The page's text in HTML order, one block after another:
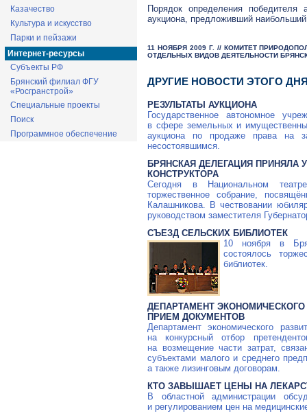
Казачество
Культура и искусство
Парки и пейзажи
Интернет-ресурсы
Субъекты РФ
Брянский филиал ФГУ
«Росгранстрой»
Специальные проекты
Поиск
Программное обеспечение
Порядок определения победителя
аукциона, предложивший
11 НОЯБРЯ 2009 Г. // КОМИТЕТ
ОТДЕЛЬНЫХ ВИДОВ ДЕЯТЕЛЬНОСТИ
ДРУГИЕ НОВОСТИ ЭТОГО
РЕЗУЛЬТАТЫ АУКЦИОНА
Государственное автономное
в сфере земельных и
аукциона по продаже права на
несостоявшимся.
БРЯНСКАЯ ДЕЛЕГАЦИЯ ПРИНЯЛА
КОНСТРУКТОРА
Сегодня в Национальном
торжественное собрание,
Калашникова. В чествовании
руководством заместителя
СЪЕЗД СЕЛЬСКИХ БИБЛИОТЕК
10 ноября в
состоялось
библиотек.
ДЕПАРТАМЕНТ
ПРИЕМ ДОКУМЕНТОВ
Департамент экономического
на конкурсный отбор
на возмещение части затрат,
субъектами малого и среднего
а также лизинговым договорам.
КТО ЗАВЫШАЕТ ЦЕНЫ НА
В областной администрации
и регулированием цен на